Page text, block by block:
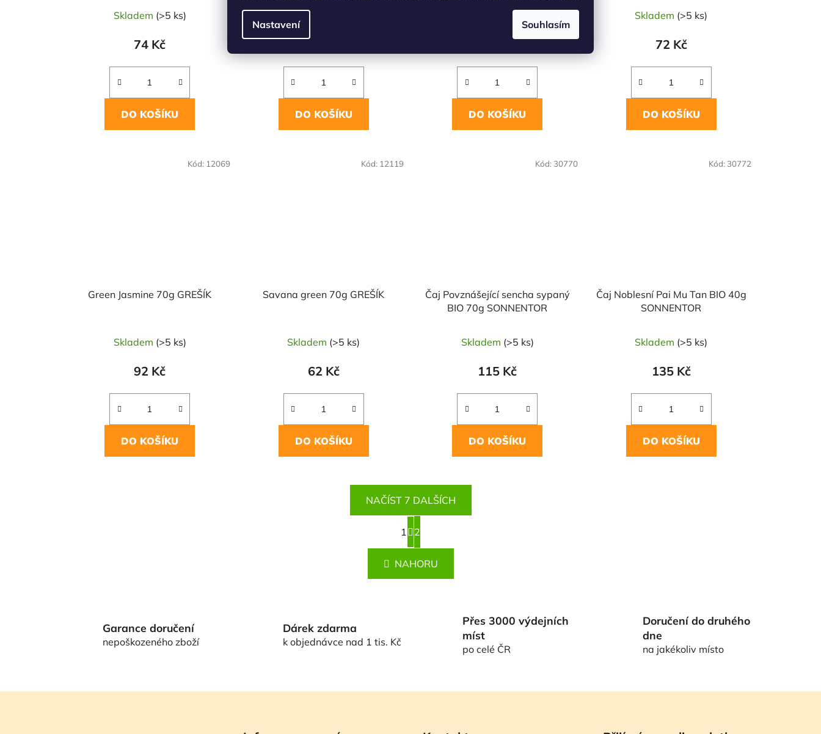
Nastavení Souhlasím
Skladem (>5 ks)
74 Kč
DO KOŠÍKU
Skladem
DO KOŠÍKU
(>5 ks)
DO KOŠÍKU
Skladem (>5 ks)
72 Kč
DO KOŠÍKU
Green Jasmine 70g GREŠÍK
Skladem (>5 ks)
92 Kč
DO KOŠÍKU
Kód: 12069
Savana green 70g GREŠÍK
Skladem (>5 ks)
62 Kč
DO KOŠÍKU
Kód: 12119
Čaj Povznášející sencha sypaný
BIO 70g SONNENTOR
Skladem (>5 ks)
115 Kč
DO KOŠÍKU
Kód: 30770
Čaj Noblesní Pai Mu Tan BIO 40g
SONNENTOR
Skladem (>5 ks)
135 Kč
DO KOŠÍKU
Kód: 30772
O
v
l
á
NAČÍST 7 DALŠÍCH
S
t
r
n
k
1 2
NAHORU
Garance doručení
nepoškozeného zboží
Dárek zdarma
k objednávce nad 1 tis. Kč
Přes 3000 výdejních
míst
po celé ČR
Doručení do druhého
dne
na jakékoliv místo